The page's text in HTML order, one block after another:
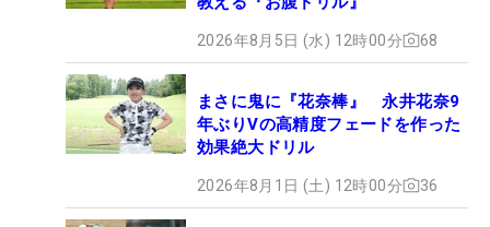
2026年8月5日 (水) 12時00分 68
まさに鬼に『花奈棒』 永井花奈9
年ぶりVの高精度フェードを作った
効果絶大ドリル
2026年8月1日 (土) 12時00分 36